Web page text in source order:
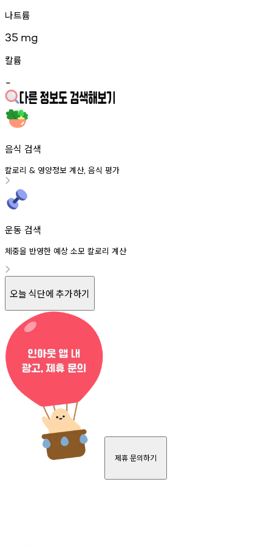
나트륨
35 mg
칼륨
-
음식 검색
칼로리 & 영양정보 계산, 음식 평가
운동 검색
체중을 반영한 예상 소모 칼로리 계산
오늘 식단에 추가하기
제휴 문의하기